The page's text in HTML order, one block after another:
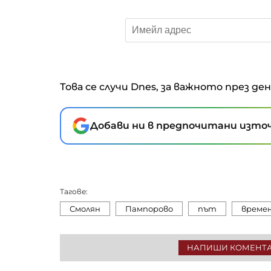
Това се случи Dnes, за важното през
Добави ни в предпочитани
Тагове:
Смолян Пампорово път
НАПИШИ